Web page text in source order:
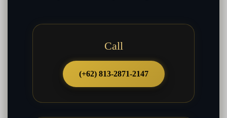
Call
(+62) 813-2871-2147